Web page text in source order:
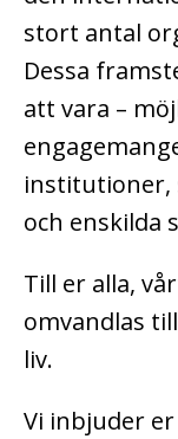
stort antal
Dessa
att vara –
institutioner,
och enskilda
Till er alla,
omvandlas
liv.
Vi inbjuder